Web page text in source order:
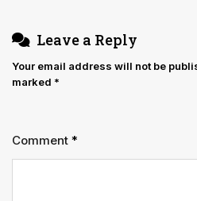
Leave a Reply
Your email address will not be
marked *
Comment *